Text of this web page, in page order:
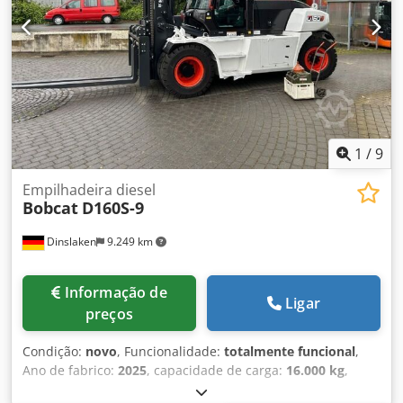
1 /9
Dinslaken 9.249 km
Empilhadeira diesel
Bobcat D160S-9
preços
Ligar
Condição: novo, Funcionalidade: totalmente funcional,
Ano de fabrico: 2025, capacidade de carga: 16.000 kg,
5.000 mm, elevação livre: